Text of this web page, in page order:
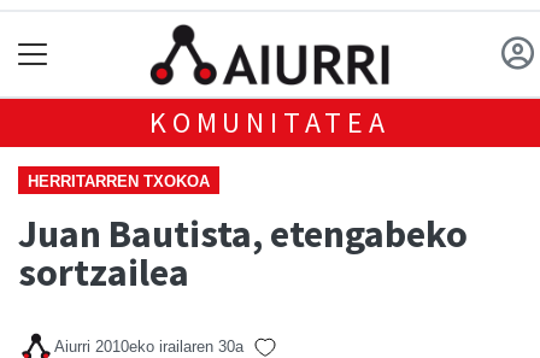
KOMUNITATEA
HERRITARREN TXOKOA
Juan Bautista, etengabeko
sortzailea
Aiurri 2010eko irailaren 30a